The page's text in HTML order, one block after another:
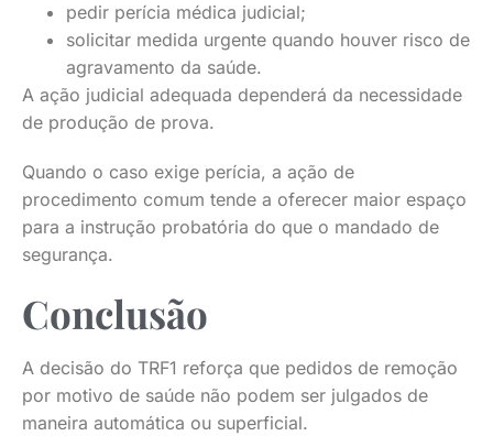
pedir perícia médica judicial;
solicitar medida urgente quando houver risco de
agravamento da saúde.
A ação judicial adequada dependerá da necessidade
de produção de prova.
Quando o caso exige perícia, a ação de
procedimento comum tende a oferecer maior espaço
para a instrução probatória do que o mandado de
segurança.
Conclusão
A decisão do TRF1 reforça que pedidos de remoção
por motivo de saúde não podem ser julgados de
maneira automática ou superficial.